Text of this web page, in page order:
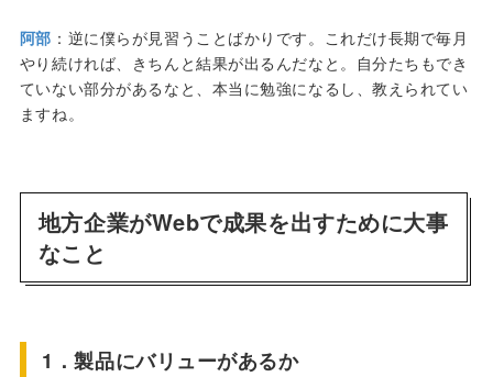
阿部 ：逆に僕らが見習うことばかりです。これだけ長期で毎月
やり続ければ、きちんと結果が出るんだなと。自分たちもでき
ていない部分があるなと、本当に勉強になるし、教えられてい
ますね。
地方企業がWebで成果を出すために大事
なこと
1．製品にバリューがあるか